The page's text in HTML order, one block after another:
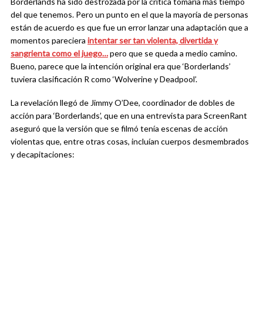
del que tenemos. Pero un punto en el que la mayoría de personas
están de acuerdo es que fue un error lanzar una adaptación que a
momentos pareciera intentar ser tan violenta, divertida y
sangrienta como el juego…pero que se queda a medio camino.
Bueno, parece que la intención original era que ‘Borderlands’
tuviera clasificación R como ‘Wolverine y Deadpool’.
La revelación llegó de Jimmy O’Dee, coordinador de dobles de
acción para ‘Borderlands’, que en una entrevista para ScreenRant
aseguró que la versión que se filmó tenía escenas de acción
violentas que, entre otras cosas, incluían cuerpos desmembrados
y decapitaciones: